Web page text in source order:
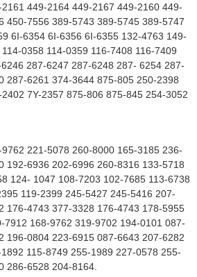
449-2164 449-2167 449-2160 449-
450-7556 389-5743 389-5745 389-5747
6I-6354 6I-6356 6I-6355 132-4763 149-
0358 114-0359 116-7408 116-7409
287-6247 287-6248 287- 6254 287-
287-6261 374-3644 875-805 250-2398
7Y-2357 875-806 875-845 254-3052
221-5078 260-8000 165-3185 236-
192-6936 202-6996 260-8316 133-5718
124- 1047 108-7203 102-7685 113-6738
119-2399 245-5427 245-5416 207-
176-4743 377-3328 176-4743 178-5955
7912 168-9762 319-9702 194-0101 087-
196-0804 223-6915 087-6643 207-6282
115-8749 255-1989 227-0578 255-
286-6528 204-8164.